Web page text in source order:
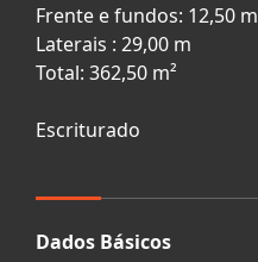
Frente e fundos: 12,50 m
Laterais : 29,00 m
Total: 362,50 m²
Escriturado
Dados Básicos